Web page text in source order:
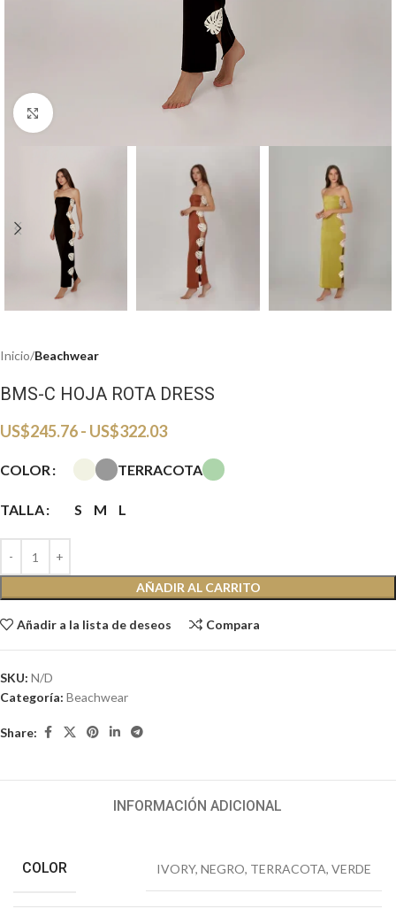
Haga clic para ampliar
Inicio Beachwear
BMS-C HOJA ROTA DRESS
US$245.76- US$322.03
COLOR TERRACOTA
TALLA S M L
AÑADIR AL CARRITO
Añadir a la lista de deseos Compara
SKU: N/D
Categoría: Beachwear
Share:
INFORMACIÓN ADICIONAL
COLOR IVORY,NEGRO, TERRACOTA,VERDE